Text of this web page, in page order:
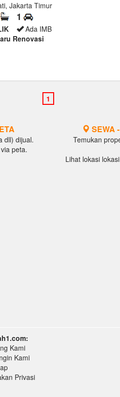
Jakarta Timur
1
Ada IMB
Renovasi
dll) dijual.
peta.
SEWA
Temukan
Lihat lokasi
Kami
Kami
Privasi